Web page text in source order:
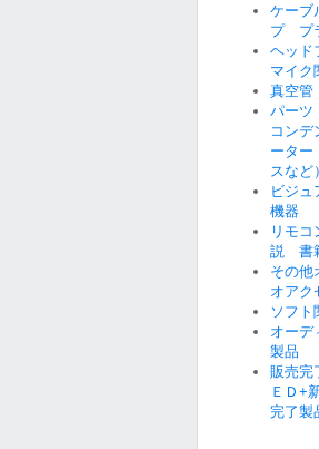
ケー
プ プ
ヘッ
マイク
真空管
パー
コン
ータ
スなど）
ビジュ
機器
リモ
説 書
その他
オアク
ソフト
オーデ
製品
販売完
ＥＤ+
完了製